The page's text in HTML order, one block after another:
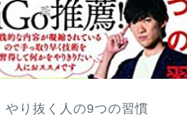
やり抜く人の9つの習慣